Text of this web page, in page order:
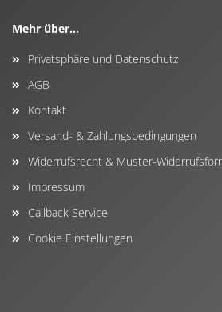
Mehr über...
Privatsphäre und Datenschutz
AGB
Kontakt
Versand- & Zahlungsbedingungen
Widerrufsrecht & Muster-
Impressum
Callback Service
Cookie Einstellungen